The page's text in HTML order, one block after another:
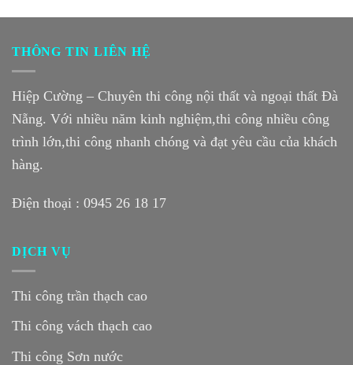
THÔNG TIN LIÊN HỆ
Hiệp Cường – Chuyên thi công nội thất và ngoại thất Đà
Nẵng. Với nhiều năm kinh nghiệm,thi công nhiều công
trình lớn,thi công nhanh chóng và đạt yêu cầu của khách
hàng.
Điện thoại : 0945 26 18 17
DỊCH VỤ
Thi công trần thạch cao
Thi công vách thạch cao
Thi công Sơn nước